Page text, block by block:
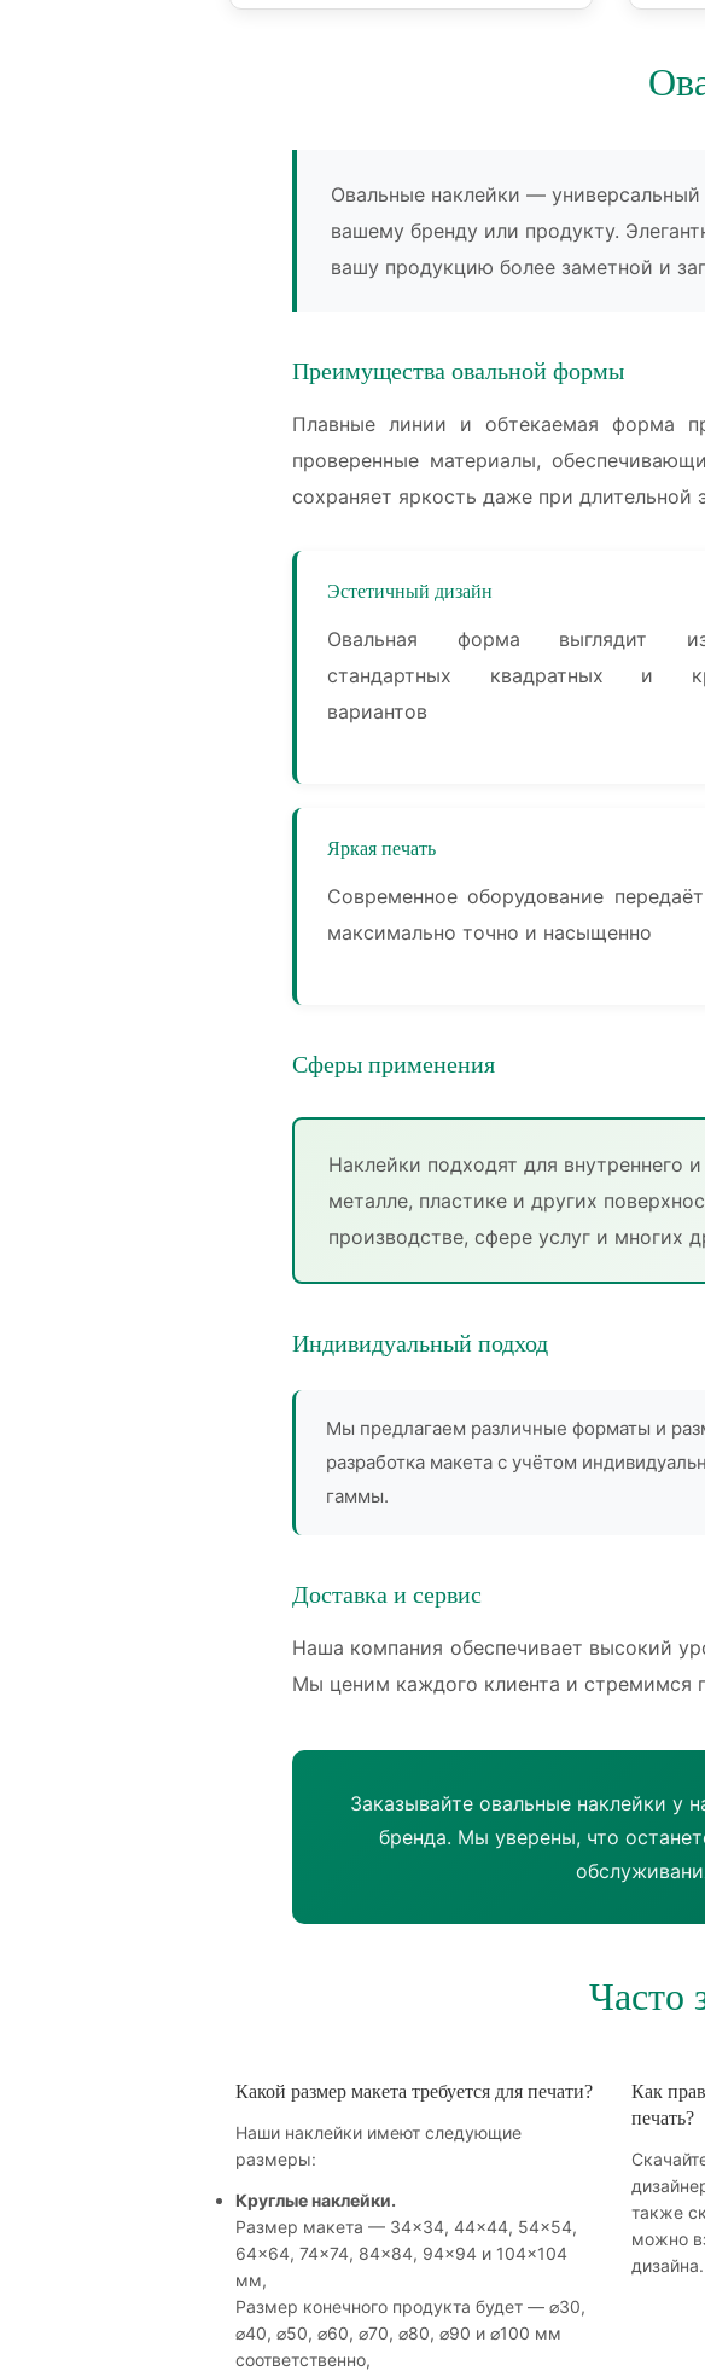
Овальные наклейки —
вашему бренду или продукту.
вашу продукцию более заметной и
Преимущества овальной формы
Плавные линии и обтекаемая форма
проверенные материалы,
сохраняет яркость даже при длительной
Эстетичный дизайн
Овальная форма выглядит
стандартных квадратных и
вариантов
Яркая печать
Современное оборудование
максимально точно и насыщенно
Сферы применения
Наклейки подходят для внутреннего
металле, пластике и других
производстве, сфере услуг и многих
Индивидуальный подход
Мы предлагаем различные форматы и
разработка макета с учётом
гаммы.
Доставка и сервис
Наша компания обеспечивает высокий
Мы ценим каждого клиента и стремимся
Заказывайте овальные наклейки у
бренда. Мы уверены, что
Часто
Какой размер макета требуется для печати?
Наши наклейки имеют следующие
размеры:
Круглые наклейки.
Размер макета — 34×34, 44×44, 54×54,
64×64, 74×74, 84×84, 94×94 и 104×104
мм,
Размер конечного продукта будет — ⌀30,
⌀40, ⌀50, ⌀60, ⌀70, ⌀80, ⌀90 и ⌀100 мм
соответственно,
Как
печать?
также
можно
дизайна.